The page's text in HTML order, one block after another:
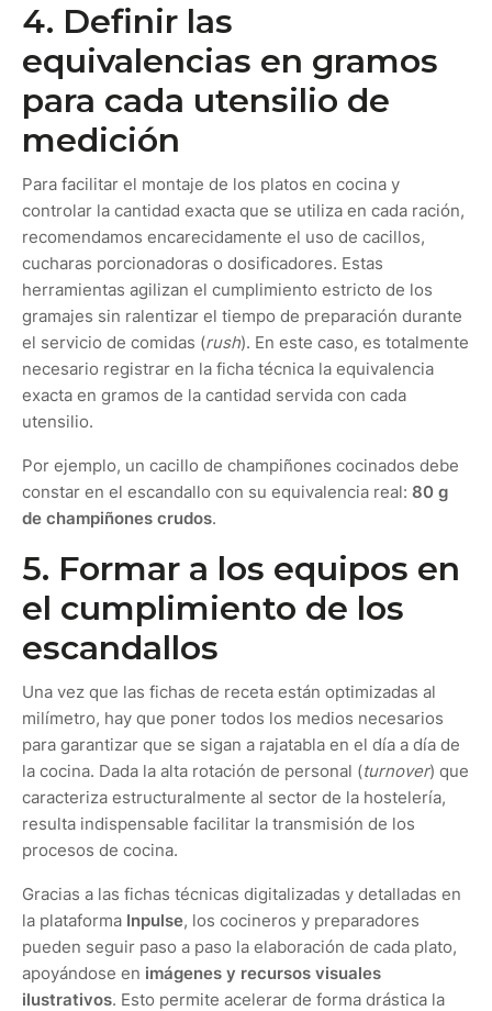
4. Definir las
equivalencias en gramos
para cada utensilio de
medición
Para facilitar el montaje de los platos en cocina y
controlar la cantidad exacta que se utiliza en cada ración,
recomendamos encarecidamente el uso de cacillos,
cucharas porcionadoras o dosificadores. Estas
herramientas agilizan el cumplimiento estricto de los
gramajes sin ralentizar el tiempo de preparación durante
el servicio de comidas (rush). En este caso, es totalmente
necesario registrar en la ficha técnica la equivalencia
exacta en gramos de la cantidad servida con cada
utensilio.
Por ejemplo, un cacillo de champiñones cocinados debe
constar en el escandallo con su equivalencia real: 80 g
de champiñones crudos.
5. Formar a los equipos en
el cumplimiento de los
escandallos
Una vez que las fichas de receta están optimizadas al
milímetro, hay que poner todos los medios necesarios
para garantizar que se sigan a rajatabla en el día a día de
la cocina. Dada la alta rotación de personal (turnover) que
caracteriza estructuralmente al sector de la hostelería,
resulta indispensable facilitar la transmisión de los
procesos de cocina.
Gracias a las fichas técnicas digitalizadas y detalladas en
la plataforma Inpulse, los cocineros y preparadores
pueden seguir paso a paso la elaboración de cada plato,
apoyándose en imágenes y recursos visuales
ilustrativos. Esto permite acelerar de forma drástica la